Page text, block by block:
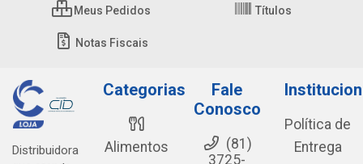
Meus Pedidos Títulos
Notas Fiscais
Distribuidora
Categorias
Alimentos
Fale
Conosco
(81)
3725-
Política de
Entrega